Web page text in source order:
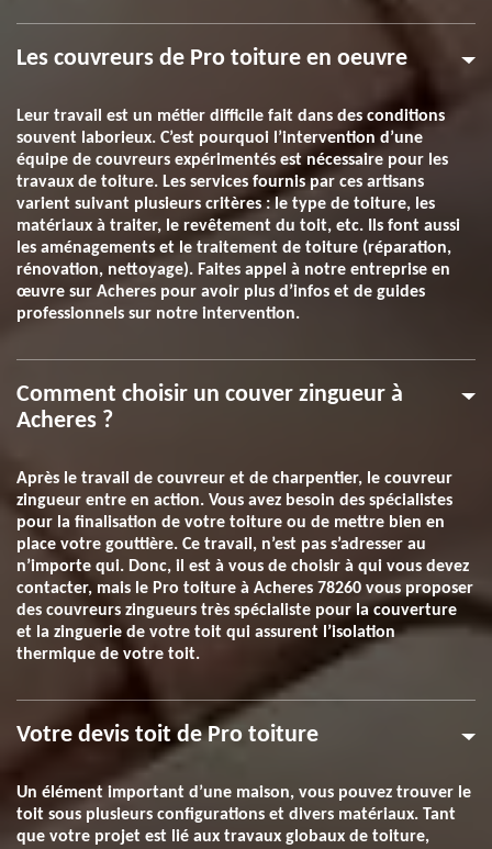
Les couvreurs de Pro toiture en oeuvre
Leur travail est un métier difficile fait dans des conditions
souvent laborieux. C’est pourquoi l’intervention d’une
équipe de couvreurs expérimentés est nécessaire pour les
travaux de toiture. Les services fournis par ces artisans
varient suivant plusieurs critères : le type de toiture, les
matériaux à traiter, le revêtement du toit, etc. Ils font aussi
les aménagements et le traitement de toiture (réparation,
rénovation, nettoyage). Faites appel à notre entreprise en
œuvre sur Acheres pour avoir plus d’infos et de guides
professionnels sur notre intervention.
Comment choisir un couver zingueur à
Acheres ?
Après le travail de couvreur et de charpentier, le couvreur
zingueur entre en action. Vous avez besoin des spécialistes
pour la finalisation de votre toiture ou de mettre bien en
place votre gouttière. Ce travail, n’est pas s’adresser au
n’importe qui. Donc, il est à vous de choisir à qui vous devez
contacter, mais le Pro toiture à Acheres 78260 vous proposer
des couvreurs zingueurs très spécialiste pour la couverture
et la zinguerie de votre toit qui assurent l’isolation
thermique de votre toit.
Votre devis toit de Pro toiture
Un élément important d’une maison, vous pouvez trouver le
toit sous plusieurs configurations et divers matériaux. Tant
que votre projet est lié aux travaux globaux de toiture,